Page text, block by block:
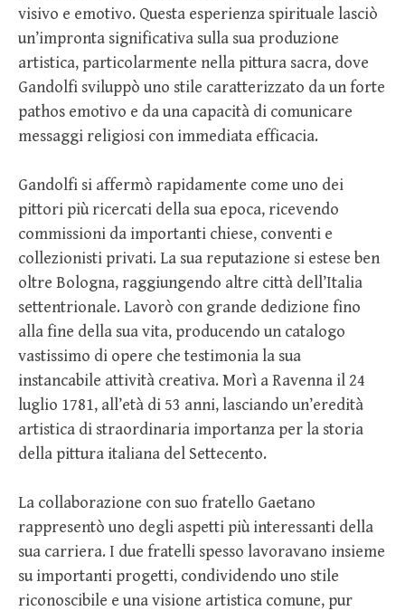
visivo e emotivo. Questa esperienza spirituale lasciò
un’impronta significativa sulla sua produzione
artistica, particolarmente nella pittura sacra, dove
Gandolfi sviluppò uno stile caratterizzato da un forte
pathos emotivo e da una capacità di comunicare
messaggi religiosi con immediata efficacia.
Gandolfi si affermò rapidamente come uno dei
pittori più ricercati della sua epoca, ricevendo
commissioni da importanti chiese, conventi e
collezionisti privati. La sua reputazione si estese ben
oltre Bologna, raggiungendo altre città dell’Italia
settentrionale. Lavorò con grande dedizione fino
alla fine della sua vita, producendo un catalogo
vastissimo di opere che testimonia la sua
instancabile attività creativa. Morì a Ravenna il 24
luglio 1781, all’età di 53 anni, lasciando un’eredità
artistica di straordinaria importanza per la storia
della pittura italiana del Settecento.
La collaborazione con suo fratello Gaetano
rappresentò uno degli aspetti più interessanti della
sua carriera. I due fratelli spesso lavoravano insieme
su importanti progetti, condividendo uno stile
riconoscibile e una visione artistica comune, pur